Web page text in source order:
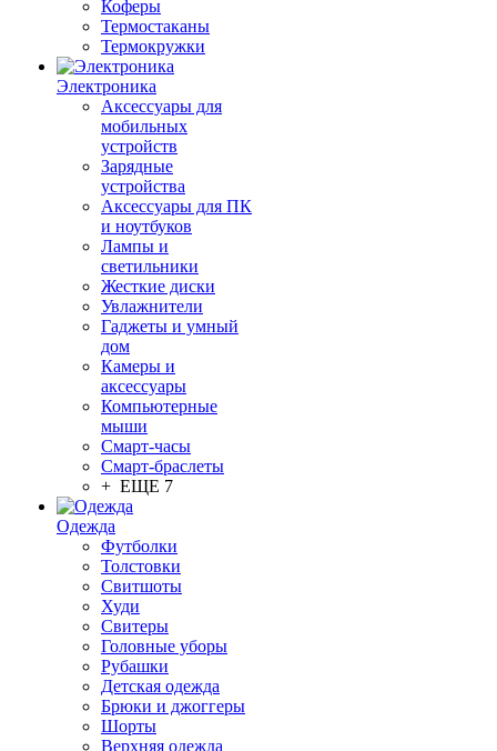
Коферы
Термостаканы
Термокружки
Электроника
Аксессуары для
мобильных
устройств
Зарядные
устройства
Аксессуары для ПК
и ноутбуков
Лампы и
светильники
Жесткие диски
Увлажнители
Гаджеты и умный
дом
Камеры и
аксессуары
Компьютерные
мыши
Смарт-часы
Смарт-браслеты
+ ЕЩЕ 7
Одежда
Футболки
Толстовки
Свитшоты
Худи
Свитеры
Головные уборы
Рубашки
Детская одежда
Брюки и джоггеры
Шорты
Верхняя одежда